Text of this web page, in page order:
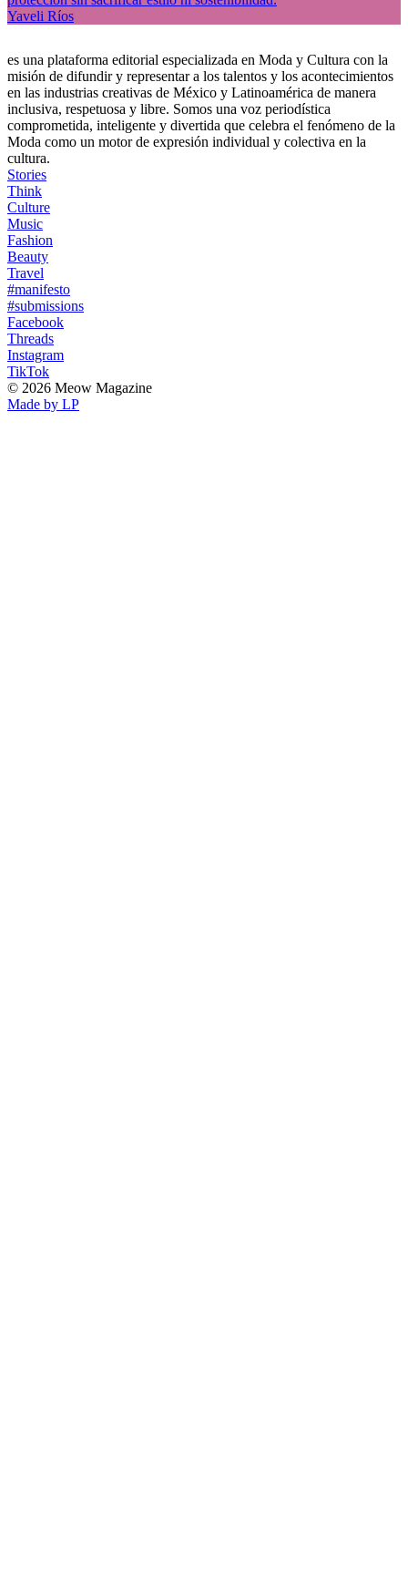
Yaveli Ríos
es una plataforma editorial especializada en Moda y Cultura con la
misión de difundir y representar a los talentos y los acontecimientos
en las industrias creativas de México y Latinoamérica de manera
inclusiva, respetuosa y libre. Somos una voz periodística
comprometida, inteligente y divertida que celebra el fenómeno de la
Moda como un motor de expresión individual y colectiva en la
cultura.
Stories
Think
Culture
Music
Fashion
Beauty
Travel
#manifesto
#submissions
Facebook
Threads
Instagram
TikTok
© 2026 Meow Magazine
Made by LP